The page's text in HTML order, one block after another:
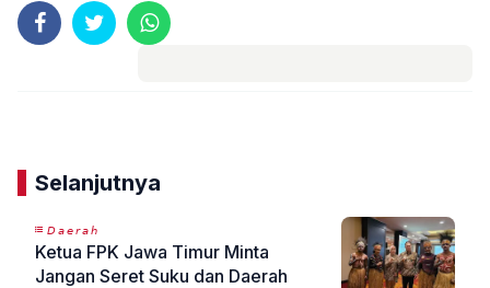
Selanjutnya
𝘋𝘢𝘦𝘳𝘢𝘩
Ketua FPK Jawa Timur Minta
Jangan Seret Suku dan Daerah